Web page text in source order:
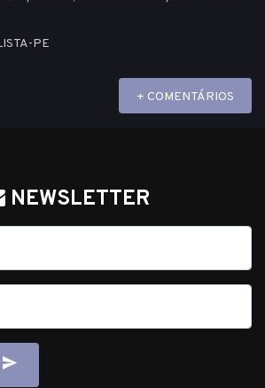
PE
+ COMENTÁRIOS
NEWSLETTER